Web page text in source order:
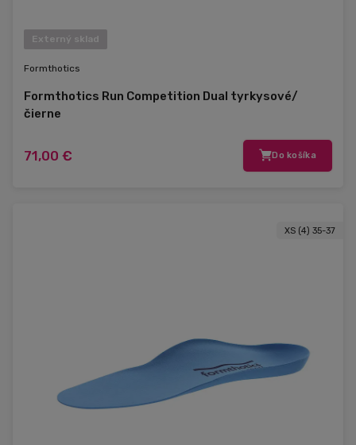
Externý sklad
Formthotics
Formthotics Run Competition Dual tyrkysové/
čierne
71,00 € Do košíka
XS (4) 35-37